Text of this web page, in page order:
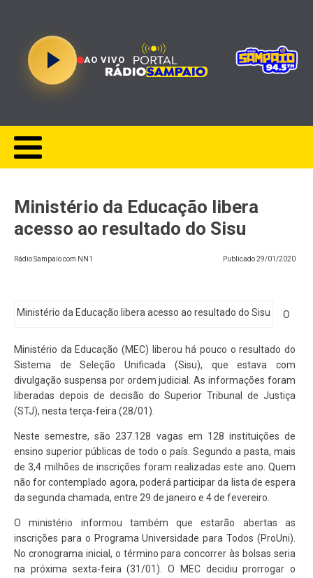
AO VIVO
Ministério da Educação libera
acesso ao resultado do Sisu
Rádio Sampaio com NN1 Publicado29/01/2020
Ministério da Educação libera acesso ao resultado do Sisu O
Ministério da Educação (MEC) liberou há pouco o resultado do
Sistema de Seleção Unificada (Sisu), que estava com
divulgação suspensa por ordem judicial. As informações foram
liberadas depois de decisão do Superior Tribunal de Justiça
(STJ), nesta terça-feira (28/01).
Neste semestre, são 237.128 vagas em 128 instituições de
ensino superior públicas de todo o país. Segundo a pasta, mais
de 3,4 milhões de inscrições foram realizadas este ano. Quem
não for contemplado agora, poderá participar da lista de espera
da segunda chamada, entre 29 de janeiro e 4 de fevereiro.
O ministério informou também que estarão abertas as
inscrições para o Programa Universidade para Todos (ProUni).
No cronograma inicial, o término para concorrer às bolsas seria
na próxima sexta-feira (31/01). O MEC decidiu prorrogar o